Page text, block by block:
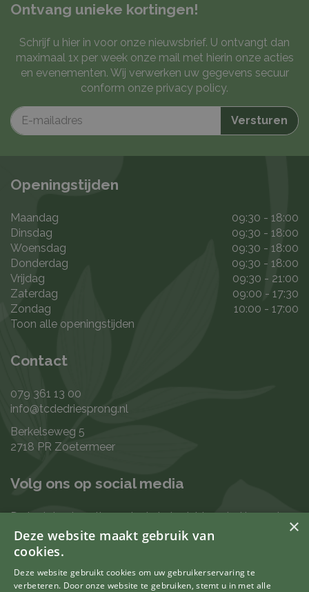
Ontvang unieke kortingen!
Schrijf u hier in voor onze nieuwsbrief. U ontvangt dan
maximaal 1x per week onze mail met hierin onze acties
en evenementen. Wij verwerken uw gegevens secuur
conform onze privacy policy.
Openingstijden
Maandag
09:30 - 18:00
Dinsdag
09:30 - 18:00
Woensdag
09:30 - 18:00
Donderdag
09:30 - 18:00
Vrijdag
09:30 - 21:00
Zaterdag
09:00 - 17:30
Zondag
10:00 - 17:00
Toon alle openingstijden
Contact
079 361 13 00
info@tcdedriesprong.nl
Berkelseweg 5
2718 PR Zoetermeer
Volg ons op social media
De laatste nieuwtjes en leukste berichten vind je op de
de volgende kanalen:
×
Deze website maakt gebruik van
cookies.
Deze website gebruikt cookies om uw gebruikerservaring te
verbeteren. Door onze website te gebruiken, stemt u in met alle